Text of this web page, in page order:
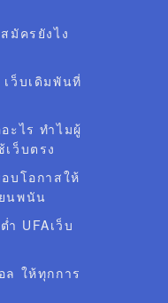
มัครยังไง
ว็บเดิมพันที่
ะไร ทำไมผู้
ว็บตรง
บโอกาสให้
นพนัน
UFAเว็บ
ล ให้ทุกการ